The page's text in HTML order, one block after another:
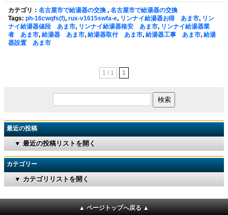
カテゴリ： 名古屋市で給湯器の交換, 名古屋市で給湯器の交換
Tags: ph-16cwqfs(f), rux-v1615swfa-e, リンナイ給湯器お得 あま市, リン
ナイ給湯器値段 あま市, リンナイ給湯器格安 あま市, リンナイ給湯器業
者 あま市, 給湯器 あま市, 給湯器取付 あま市, 給湯器工事 あま市, 給湯
器設置 あま市
1 / 1 1
最近の投稿
▼ 最近の投稿リストを開く
カテゴリー
▼ カテゴリリストを開く
▲ ページトップへ戻る ▲